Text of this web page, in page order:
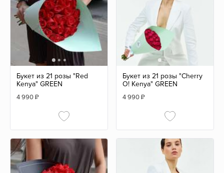
Букет из 21 розы "Red
Kenya" GREEN
4 990₽
Букет из 21 розы "Cherry
O! Kenya" GREEN
4 990₽